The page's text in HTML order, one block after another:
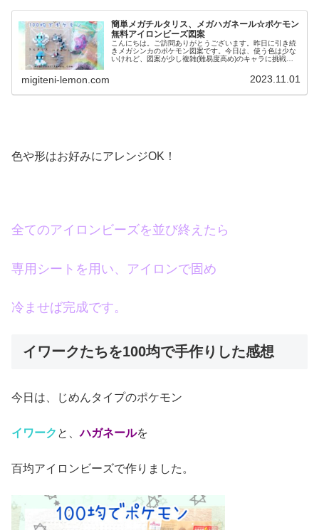
簡単メガチルタリス、メガハガネール☆ポケモン
無料アイロンビーズ図案
こんにちは。ご訪問ありがとうございます。昨日に引き続
きメガシンカのポケモン図案です。今日は、使う色は少な
いけれど、図案が少し複雑(難易度高め)のキャラに挑戦し
migiteni-lemon.com 2023.11.01
色や形はお好みにアレンジOK！
全てのアイロンビーズを並び終えたら
専用シートを用い、アイロンで固め
冷ませば完成です。
イワークたちを100均で手作りした感想
今日は、じめんタイプのポケモン
イワーク と、ハガネールを
百均アイロンビーズで作りました。